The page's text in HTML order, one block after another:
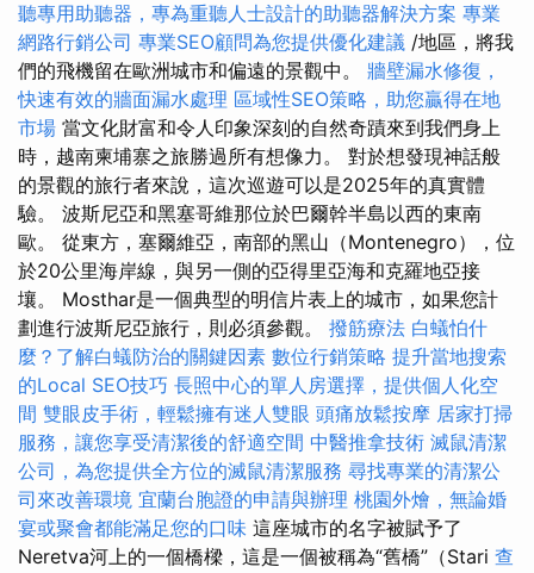
聽專用助聽器，專為重聽人士設計的助聽器解決方案 專業
網路行銷公司 專業SEO顧問為您提供優化建議 /地區，將我
們的飛機留在歐洲城市和偏遠的景觀中。 牆壁漏水修復，
快速有效的牆面漏水處理 區域性SEO策略，助您贏得在地
市場 當文化財富和令人印象深刻的自然奇蹟來到我們身上
時，越南柬埔寨之旅勝過所有想像力。 對於想發現神話般
的景觀的旅行者來說，這次巡遊可以是2025年的真實體
驗。 波斯尼亞和黑塞哥維那位於巴爾幹半島以西的東南
歐。 從東方，塞爾維亞，南部的黑山（Montenegro），位
於20公里海岸線，與另一側的亞得里亞海和克羅地亞接
壤。 Mosthar是一個典型的明信片表上的城市，如果您計
劃進行波斯尼亞旅行，則必須參觀。 撥筋療法 白蟻怕什
麼？了解白蟻防治的關鍵因素 數位行銷策略 提升當地搜索
的Local SEO技巧 長照中心的單人房選擇，提供個人化空
間 雙眼皮手術，輕鬆擁有迷人雙眼 頭痛放鬆按摩 居家打掃
服務，讓您享受清潔後的舒適空間 中醫推拿技術 滅鼠清潔
公司，為您提供全方位的滅鼠清潔服務 尋找專業的清潔公
司來改善環境 宜蘭台胞證的申請與辦理 桃園外燴，無論婚
宴或聚會都能滿足您的口味 這座城市的名字被賦予了
Neretva河上的一個橋樑，這是一個被稱為“舊橋”（Stari 查